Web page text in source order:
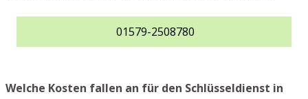
01579-2508780
Welche Kosten fallen an für den Schlüsseldienst in